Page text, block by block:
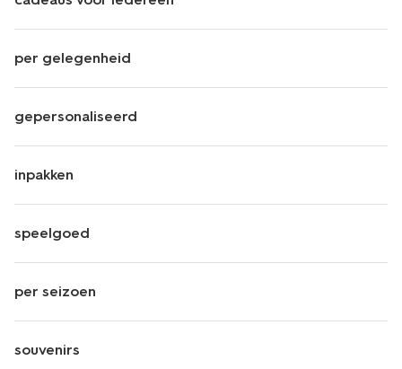
per gelegenheid
gepersonaliseerd
inpakken
speelgoed
per seizoen
souvenirs